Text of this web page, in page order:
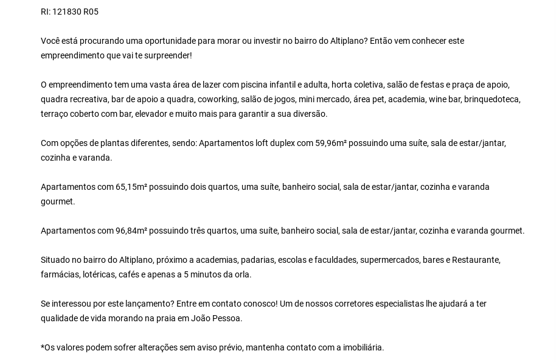
RI: 121830 R05
Você está procurando uma oportunidade para morar ou investir no bairro do Altiplano? Então vem conhecer este
empreendimento que vai te surpreender!
O empreendimento tem uma vasta área de lazer com piscina infantil e adulta, horta coletiva, salão de festas e praça de apoio,
quadra recreativa, bar de apoio a quadra, coworking, salão de jogos, mini mercado, área pet, academia, wine bar, brinquedoteca,
terraço coberto com bar, elevador e muito mais para garantir a sua diversão.
Com opções de plantas diferentes, sendo: Apartamentos loft duplex com 59,96m² possuindo uma suíte, sala de estar/jantar,
cozinha e varanda.
Apartamentos com 65,15m² possuindo dois quartos, uma suíte, banheiro social, sala de estar/jantar, cozinha e varanda
gourmet.
Apartamentos com 96,84m² possuindo três quartos, uma suíte, banheiro social, sala de estar/jantar, cozinha e varanda gourmet.
Situado no bairro do Altiplano, próximo a academias, padarias, escolas e faculdades, supermercados, bares e Restaurante,
farmácias, lotéricas, cafés e apenas a 5 minutos da orla.
Se interessou por este lançamento? Entre em contato conosco! Um de nossos corretores especialistas lhe ajudará a ter
qualidade de vida morando na praia em João Pessoa.
*Os valores podem sofrer alterações sem aviso prévio, mantenha contato com a imobiliária.